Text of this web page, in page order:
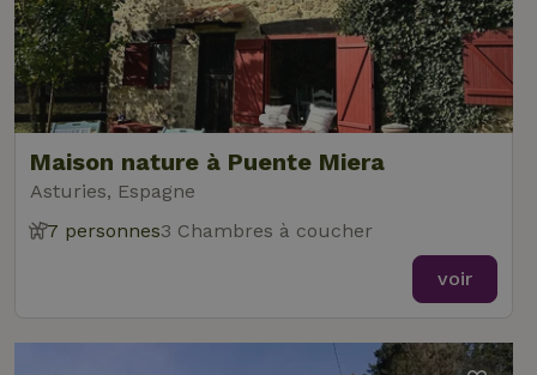
Maison nature à Puente Miera
Asturies, Espagne
7 personnes3 Chambres à coucher
voir